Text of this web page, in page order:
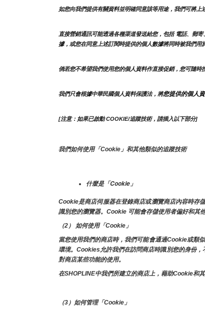
如您向我們提供有關資料並明確同意該等用途，我們可將上
直接營銷通訊可能透過各種渠道發送給您，包括 電話、郵
據，或您在同意上述訂閱時提供的個人數據將同時被我們用
倘若您不希望我們使用您的個人資料作直接促銷，您可隨時
我們只會根據中華民國個人資料保護法，將您提供的個人
[注意：如果已啟動 COOKIE/追蹤技術，請插入以下部分]
我們如何使用「Cookie」和其他類似的追蹤技術
什麼是「Cookie」
Cookie是商店伺服器在登錄商店或瀏覽商店內容時存
識別您的瀏覽器。Cookie 可能會存儲使用者偏好和其他
（2） 如何使用「Cookie」
當您使用我們的商店時，我們可能會通過Cookie或類
環境。Cookies允許我們在訪問商店時識別您的身份
對商店某些功能的使用。
在SHOPLINE中我們所建立的商店上，藉助Cookie和
（3）如何管理「Cookie」